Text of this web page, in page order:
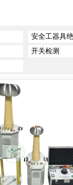
安全工器具
开关检测